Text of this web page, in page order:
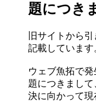
題につき
旧サイトから
記載しています
ウェブ魚拓で
題につきまし
決に向かって現